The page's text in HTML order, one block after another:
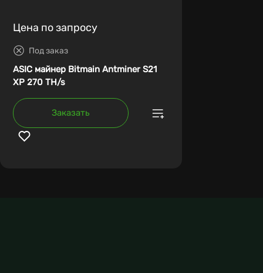
Цена по запросу
Под заказ
ASIC майнер Bitmain Antminer S21
XP 270 TH/s
Заказать